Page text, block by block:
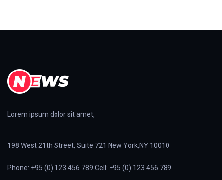
Lorem ipsum dolor sit amet,
198 West 21th Street, Suite 721 New York,NY 10010
Phone: +95 (0) 123 456 789 Cell: +95 (0) 123 456 789